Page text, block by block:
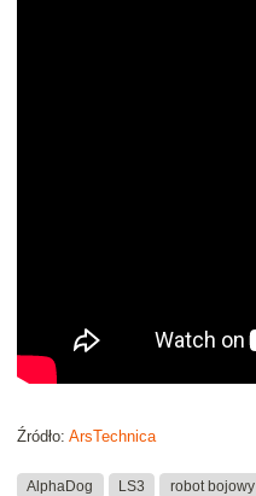
Źródło: ArsTechnica
AlphaDog LS3 robot bojowy